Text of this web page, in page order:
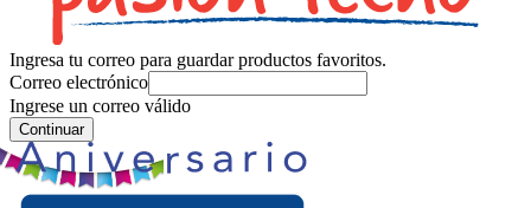
Ingresa tu correo para guardar productos favoritos.
Correo electrónico
Ingrese un correo válido
Continuar